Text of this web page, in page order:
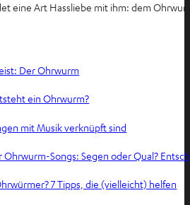
eine Art Hassliebe mit ihm: dem
Der Ohrwurm
ein Ohrwurm?
mit Musik verknüpft sind
Ohrwurm-Songs: Segen oder Qual?
7 Tipps, die (vielleicht) helfen